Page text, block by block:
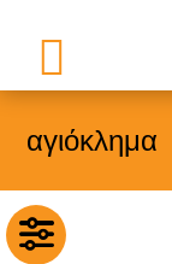
αγιόκλημα